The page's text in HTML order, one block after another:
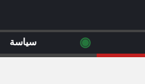
◉ سياسة